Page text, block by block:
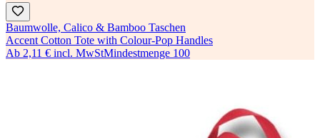
Baumwolle, Calico & Bamboo Taschen
Accent Cotton Tote with Colour-Pop Handles
Ab 2,11 € incl. MwStMindestmenge 100